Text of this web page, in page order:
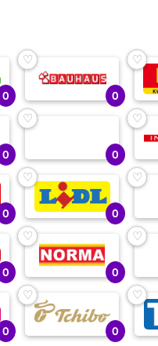
0 0
♡ ♡
0 0
♡ ♡
0 0
♡ ♡
0 0
♡ ♡
0 0
♡ ♡